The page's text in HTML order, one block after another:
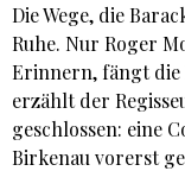
Die Wege, die
Ruhe. Nur Roger
Erinnern, fängt die
erzählt der
geschlossen: eine
Birkenau vorerst